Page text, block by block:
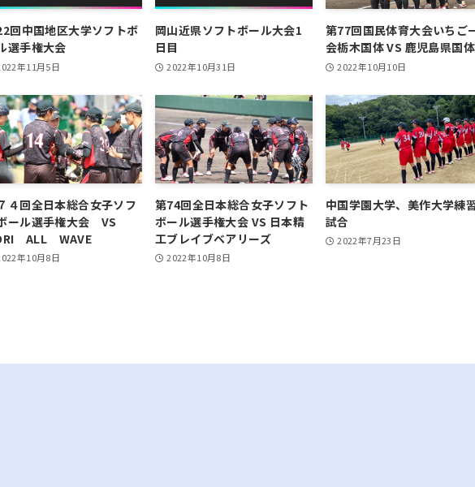
回中国地区大学ソフトボ
選手権大会
年11月5日
岡山近県ソフトボール大会1
日目
2022年10月31日
第77回国民体育大会いちご
会栃木国体 VS 鹿児島県国体
2022年10月10日
４回全日本総合女子ソフ
ール選手権大会 VS
ALL WAVE
年10月8日
第74回全日本総合女子ソフト
ボール選手権大会 VS 日本精
工ブレイブベアリーズ
2022年10月8日
中国学園大学、美作大学練
試合
2022年7月23日